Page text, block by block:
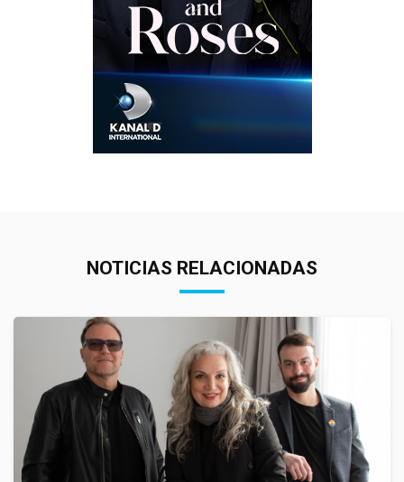
NOTICIAS RELACIONADAS